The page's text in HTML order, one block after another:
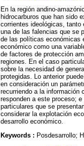
En la región andino-
hidrocarburos que han sido
corrientes ideológicas,
una de las falencias que se
de las políticas económicas
económico como una
de factores de protección
regiones. En el caso
sobre la necesidad de
protegidas. Lo anterior
en consideración un
recurriendo a la información
responden a este proceso;
particulares que se
considerar la explotación
desarrollo económico.
Keywords : Posdesarrollo;